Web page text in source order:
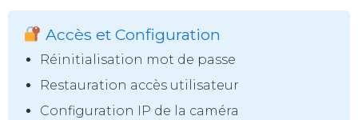
Accès et Configuration
Réinitialisation mot de passe
Restauration accès utilisateur
Configuration IP de la caméra